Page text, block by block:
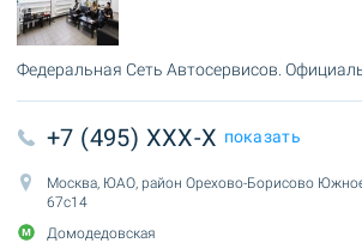
Федеральная Сеть Автосервисов.
+7 (495) XXX-X показать
Москва, ЮАО, район Орехово-Борисово
67с14
Домодедовская